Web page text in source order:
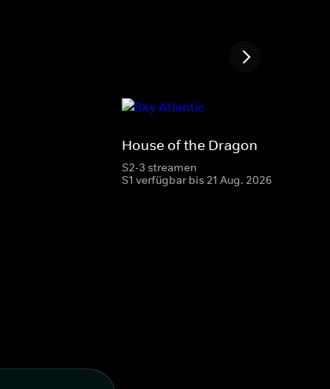
House of the Dragon
S2-3 streamen
S1 verfügbar bis 21 Aug. 2026